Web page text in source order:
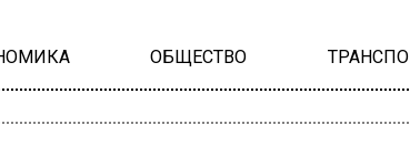
ОБЩЕСТВО